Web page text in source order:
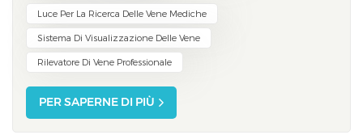
tentativi falliti &egr...
Luce Per La Ricerca Delle Vene Mediche
Sistema Di Visualizzazione Delle Vene
Rilevatore Di Vene Professionale
PER SAPERNE DI PIÙ